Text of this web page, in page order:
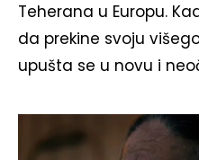
Teherana u Europu.
da prekine svoju
upušta se u novu i